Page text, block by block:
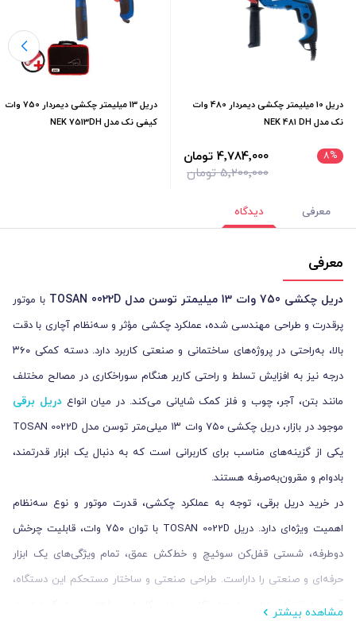
دریل 10 میلیمتر چکشی دیمردار 480 وات
نک مدل NEK 481 DH
8%
5٬200٬000 تومان
4٬784٬000 تومان
دریل 13 میلیمتر چکشی دیمردار 750 وات
کیفی نک مدل NEK 7513DH
معرفی دیدگاه
معرفی
دریل چکشی 750 وات 13 میلیمتر توسن مدل TOSAN 0022D
با موتور
پرقدرت و طراحی مهندسی شده، عملکرد چکشی مؤثر و سه‌نظام آچاری با دقت
بالا، به‌راحتی در پروژه‌های ساختمانی و صنعتی کاربرد دارد. دسته کمکی ۳۶۰
درجه نیز به افزایش تسلط و راحتی کاربر هنگام سوراخکاری در مصالح مختلف
مانند بتن، آجر، چوب و فلز کمک شایانی می‌کند. در میان انواعدریل‌ برقی
موجود در بازار، دریل چکشی ۷۵۰ وات ۱۳ میلی‌متر توسن مدل TOSAN 0022D
یکی از گزینه‌های مناسب برای کاربرانی است که به دنبال یک ابزار قدرتمند،
بادوام و مقرون‌به‌صرفه هستند.
در خرید دریل برقی، توجه به عملکرد چکشی، قدرت موتور و نوع سه‌نظام
اهمیت ویژه‌ای دارد. دریل TOSAN 0022D با توان ۷۵۰ وات، قابلیت چرخش
دوطرفه، شستی قفل‌کن سوئیچ و خط‌کش عمق، تمام ویژگی‌های یک ابزار
حرفه‌ای و صنعتی را داراست. طراحی صنعتی و ساختار مستحکم این دستگاه،
آن را به انتخاب اول نصاب‌ها، تکنسین‌ها و کاربران حرفه‌ای تبدیل کرده است
مشاهده بیشتر